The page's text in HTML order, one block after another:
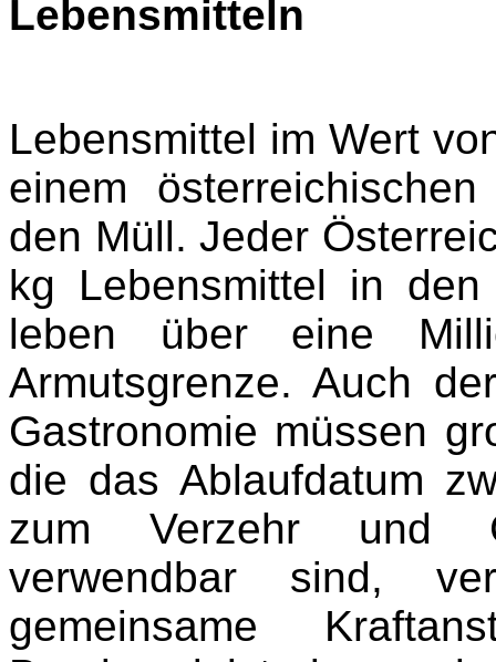
Lebensmitteln
Lebensmittel im Wert
einem
den Müll. Jeder
kg Lebensmittel in den
leben über eine
Armutsgrenze. Auch
Gastronomie müssen
die das Ablaufdatum
zum Verzehr und
verwendbar sind,
gemeinsame